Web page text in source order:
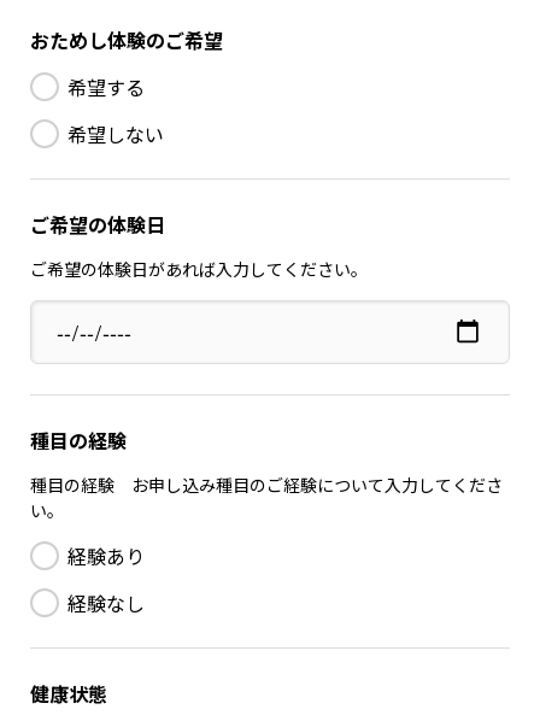
おためし体験のご希望
希望する
希望しない
ご希望の体験日
ご希望の体験日があれば入力してください。
種目の経験
種目の経験 お申し込み種目のご経験について入力してくださ
い。
経験あり
経験なし
健康状態